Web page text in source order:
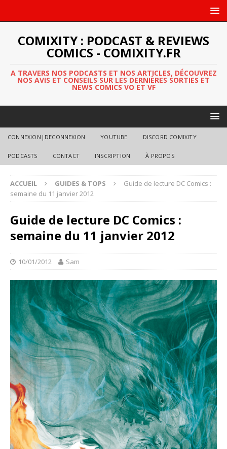
COMIXITY : PODCAST & REVIEWS
COMICS - COMIXITY.FR
A TRAVERS NOS PODCASTS ET NOS ARTICLES, DÉCOUVREZ
NOS AVIS ET CONSEILS SUR LES DERNIÈRES SORTIES ET
NEWS COMICS VO ET VF
CONNEXION|DECONNEXION YOUTUBE DISCORD COMIXITY
PODCASTS CONTACT INSCRIPTION À PROPOS
ACCUEIL GUIDES & TOPS
Guide de lecture DC Comics :
semaine du 11 janvier 2012
Guide de lecture DC Comics :
semaine du 11 janvier 2012
10/01/2012 Sam